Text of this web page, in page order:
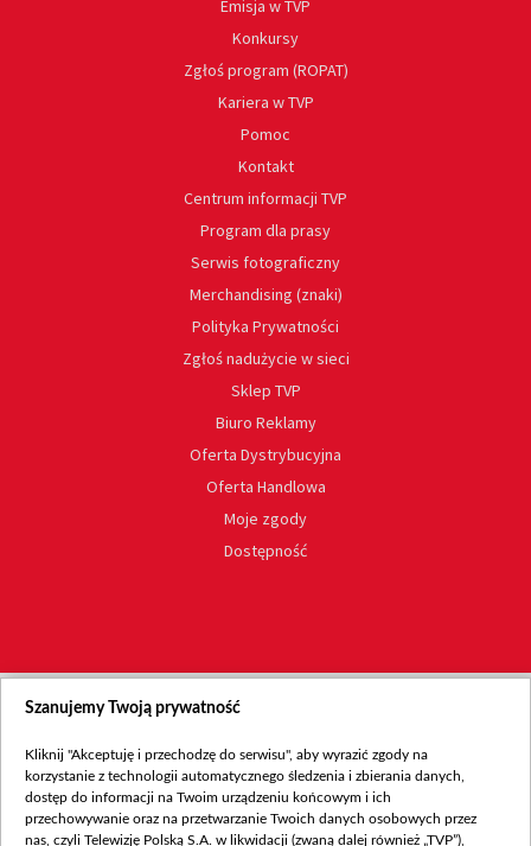
Emisja w TVP
Konkursy
Zgłoś program (ROPAT)
Kariera w TVP
Pomoc
Kontakt
Centrum informacji TVP
Program dla prasy
Serwis fotograficzny
Merchandising (znaki)
Polityka Prywatności
Zgłoś nadużycie w sieci
Sklep TVP
Biuro Reklamy
Oferta Dystrybucyjna
Oferta Handlowa
Moje zgody
Dostępność
Szanujemy Twoją prywatność
Kliknij "Akceptuję i przechodzę do serwisu", aby wyrazić zgody na
korzystanie z technologii automatycznego śledzenia i zbierania danych,
dostęp do informacji na Twoim urządzeniu końcowym i ich
przechowywanie oraz na przetwarzanie Twoich danych osobowych przez
nas, czyli Telewizję Polską S.A. w likwidacji (zwaną dalej również „TVP”),